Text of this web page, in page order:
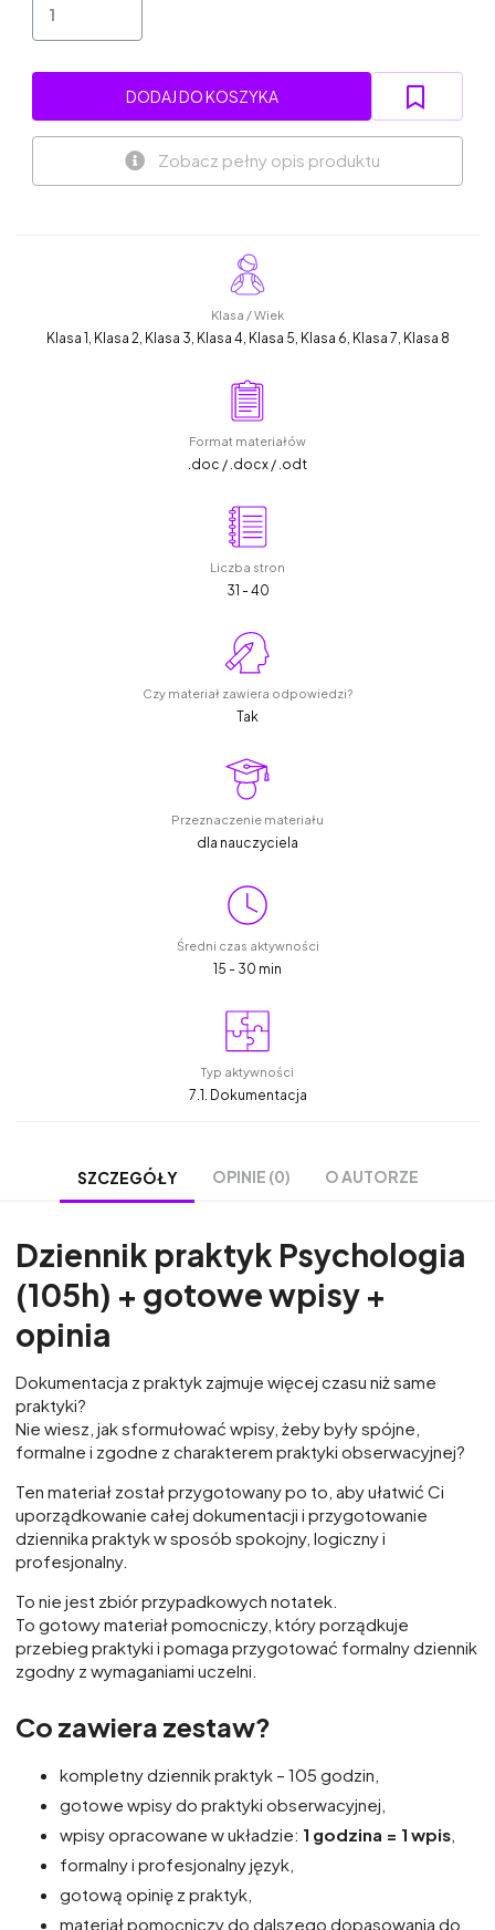
DODAJ DO KOSZYKA
Zobacz pełny opis produktu
Klasa / Wiek
Klasa 1, Klasa 2, Klasa 3, Klasa 4, Klasa 5, Klasa 6, Klasa 7, Klasa 8
Format materiałów
.doc / .docx / .odt
Liczba stron
31 - 40
Czy materiał zawiera odpowiedzi?
Tak
Przeznaczenie materiału
dla nauczyciela
Średni czas aktywności
15 - 30 min
Typ aktywności
7.1. Dokumentacja
SZCZEGÓŁY OPINIE (0) O AUTORZE
Dziennik praktyk Psychologia
(105h) + gotowe wpisy +
opinia
Dokumentacja z praktyk zajmuje więcej czasu niż same
praktyki?
Nie wiesz, jak sformułować wpisy, żeby były spójne,
formalne i zgodne z charakterem praktyki obserwacyjnej?
Ten materiał został przygotowany po to, aby ułatwić Ci
uporządkowanie całej dokumentacji i przygotowanie
dziennika praktyk w sposób spokojny, logiczny i
profesjonalny.
To nie jest zbiór przypadkowych notatek.
To gotowy materiał pomocniczy, który porządkuje
przebieg praktyki i pomaga przygotować formalny dziennik
zgodny z wymaganiami uczelni.
Co zawiera zestaw?
kompletny dziennik praktyk – 105 godzin,
gotowe wpisy do praktyki obserwacyjnej,
wpisy opracowane w układzie: 1 godzina = 1 wpis
formalny i profesjonalny język,
gotową opinię z praktyk,
materiał pomocniczy do dalszego dopasowania do